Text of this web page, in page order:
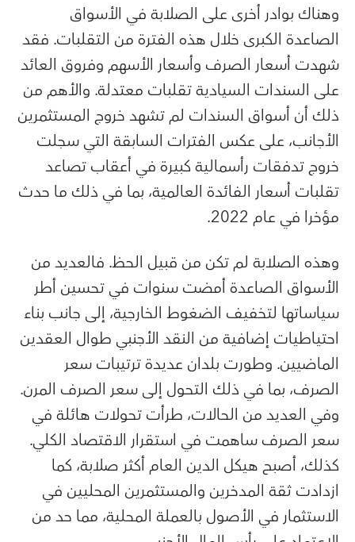
وهناك بوادر أخرى على الصلابة في الأسواق
الصاعدة الكبرى خلال هذه الفترة من التقلبات. فقد
شهدت أسعار الصرف وأسعار الأسهم وفروق العائد
على السندات السيادية تقلبات معتدلة. والأهم من
ذلك أن أسواق السندات لم تشهد خروج المستثمرين
الأجانب، على عكس الفترات السابقة التي سجلت
خروج تدفقات رأسمالية كبيرة في أعقاب تصاعد
تقلبات أسعار الفائدة العالمية، بما في ذلك ما حدث
مؤخرا في عام 2022.
وهذه الصلابة لم تكن من قبيل الحظ. فالعديد من
الأسواق الصاعدة أمضت سنوات في تحسين أطر
سياساتها لتخفيف الضغوط الخارجية، إلى جانب بناء
احتياطيات إضافية من النقد الأجنبي طوال العقدين
الماضيين. وطورت بلدان عديدة ترتيبات سعر
الصرف، بما في ذلك التحول إلى سعر الصرف المرن.
وفي العديد من الحالات، طرأت تحولات هائلة في
سعر الصرف ساهمت في استقرار الاقتصاد الكلي.
كذلك، أصبح هيكل الدين العام أكثر صلابة، كما
ازدادت ثقة المدخرين والمستثمرين المحليين في
الاستثمار في الأصول بالعملة المحلية، مما حد من